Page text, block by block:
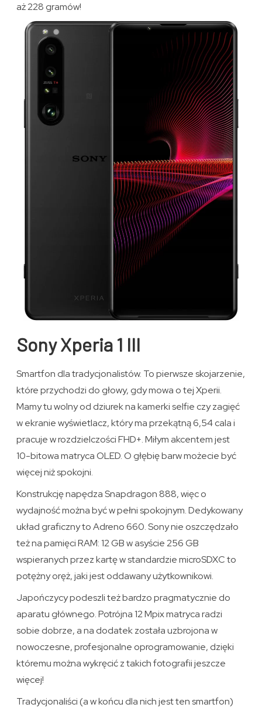
aż 228 gramów!
Sony Xperia 1 III
Smartfon dla tradycjonalistów. To pierwsze skojarzenie,
które przychodzi do głowy, gdy mowa o tej Xperii.
Mamy tu wolny od dziurek na kamerki selfie czy zagięć
w ekranie wyświetlacz, który ma przekątną 6,54 cala i
pracuje w rozdzielczości FHD+. Miłym akcentem jest
10-bitowa matryca OLED. O głębię barw możecie być
więcej niż spokojni.
Konstrukcję napędza Snapdragon 888, więc o
wydajność można być w pełni spokojnym. Dedykowany
układ graficzny to Adreno 660. Sony nie oszczędzało
też na pamięci RAM: 12 GB w asyście 256 GB
wspieranych przez kartę w standardzie microSDXC to
potężny oręż, jaki jest oddawany użytkownikowi.
Japończycy podeszli też bardzo pragmatycznie do
aparatu głównego. Potrójna 12 Mpix matryca radzi
sobie dobrze, a na dodatek została uzbrojona w
nowoczesne, profesjonalne oprogramowanie, dzięki
któremu można wykręcić z takich fotografii jeszcze
więcej!
Tradycjonaliści (a w końcu dla nich jest ten smartfon)